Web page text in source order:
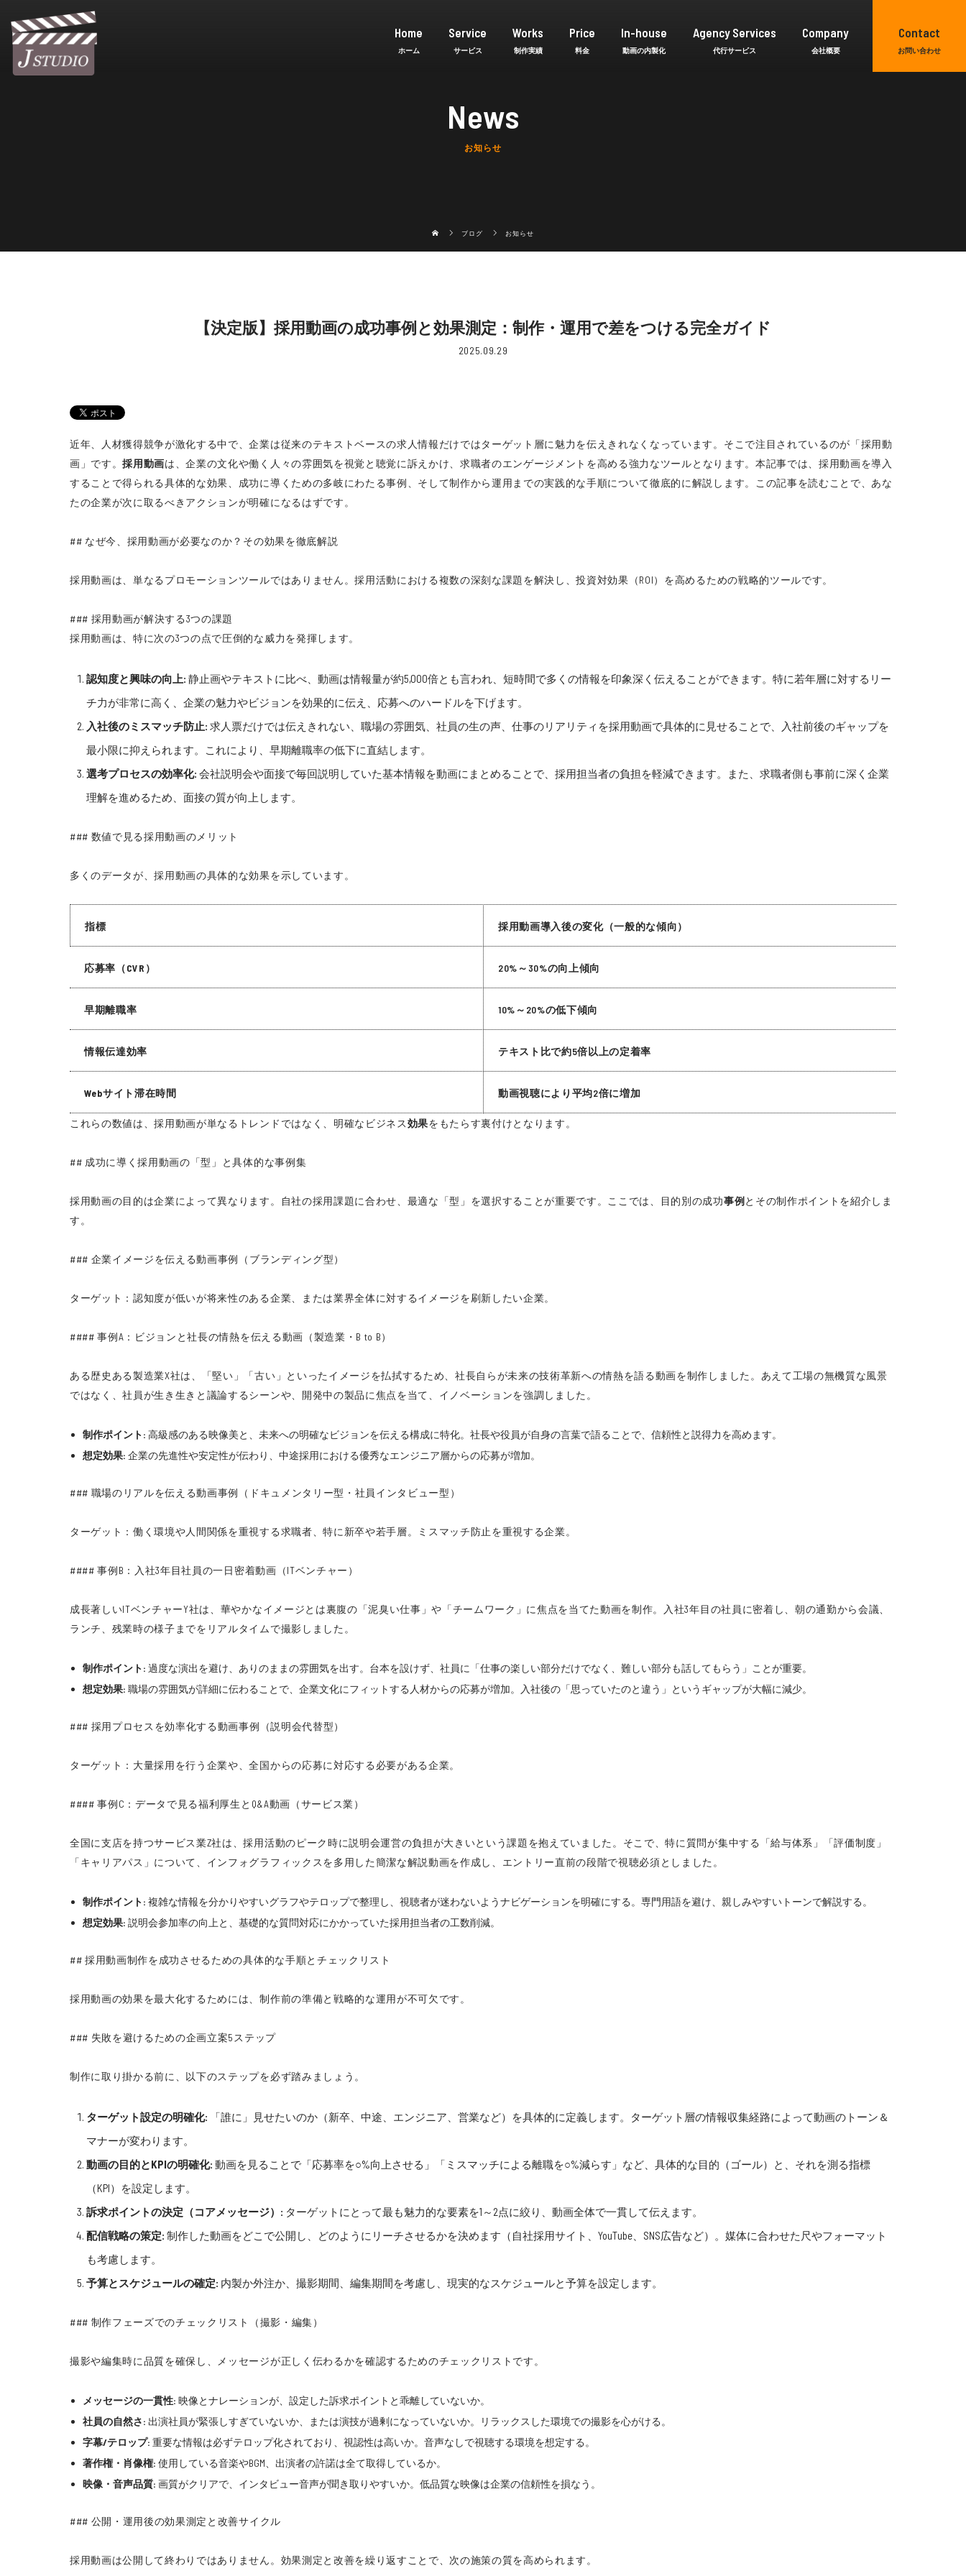
Home Service Works Price In-house Agency Services Company Contact
News
お知らせ
ブログ お知らせ
【決定版】採用動画の成功事例と効果測定：制作・運用で差をつける完全ガイド
2025.09.29
近年、人材獲得競争が激化する中で、企業は従来のテキストベースの求人情報だけではターゲット層に魅力を伝えきれなくなっています。そこで注目されているのが「採用動
画」です。採用動画は、企業の文化や働く人々の雰囲気を視覚と聴覚に訴えかけ、求職者のエンゲージメントを高める強力なツールとなります。本記事では、採用動画を導入
することで得られる具体的な効果、成功に導くための多岐にわたる事例、そして制作から運用までの実践的な手順について徹底的に解説します。この記事を読むことで、あな
たの企業が次に取るべきアクションが明確になるはずです。
## なぜ今、採用動画が必要なのか？その効果を徹底解説
採用動画は、単なるプロモーションツールではありません。採用活動における複数の深刻な課題を解決し、投資対効果（ROI）を高めるための戦略的ツールです。
### 採用動画が解決する3つの課題
採用動画は、特に次の3つの点で圧倒的な威力を発揮します。
認知度と興味の向上: 静止画やテキストに比べ、動画は情報量が約5,000倍とも言われ、短時間で多くの情報を印象深く伝えることができます。特に若年層に対するリー
チ力が非常に高く、企業の魅力やビジョンを効果的に伝え、応募へのハードルを下げます。
入社後のミスマッチ防止: 求人票だけでは伝えきれない、職場の雰囲気、社員の生の声、仕事のリアリティを採用動画で具体的に見せることで、入社前後のギャップを
最小限に抑えられます。これにより、早期離職率の低下に直結します。
選考プロセスの効率化: 会社説明会や面接で毎回説明していた基本情報を動画にまとめることで、採用担当者の負担を軽減できます。また、求職者側も事前に深く企業
理解を進めるため、面接の質が向上します。
### 数値で見る採用動画のメリット
多くのデータが、採用動画の具体的な効果を示しています。
指標 採用動画導入後の変化（一般的な傾向）
応募率（CVR） 20%～30%の向上傾向
早期離職率 10%～20%の低下傾向
情報伝達効率 テキスト比で約5倍以上の定着率
Webサイト滞在時間 動画視聴により平均2倍に増加
これらの数値は、採用動画が単なるトレンドではなく、明確なビジネス効果をもたらす裏付けとなります。
## 成功に導く採用動画の「型」と具体的な事例集
採用動画の目的は企業によって異なります。自社の採用課題に合わせ、最適な「型」を選択することが重要です。ここでは、目的別の成功事例とその制作ポイントを紹介しま
す。
### 企業イメージを伝える動画事例（ブランディング型）
ターゲット：認知度が低いが将来性のある企業、または業界全体に対するイメージを刷新したい企業。
#### 事例A：ビジョンと社長の情熱を伝える動画（製造業・B to B）
ある歴史ある製造業X社は、「堅い」「古い」といったイメージを払拭するため、社長自らが未来の技術革新への情熱を語る動画を制作しました。あえて工場の無機質な風景
ではなく、社員が生き生きと議論するシーンや、開発中の製品に焦点を当て、イノベーションを強調しました。
制作ポイント: 高級感のある映像美と、未来への明確なビジョンを伝える構成に特化。社長や役員が自身の言葉で語ることで、信頼性と説得力を高めます。
想定効果: 企業の先進性や安定性が伝わり、中途採用における優秀なエンジニア層からの応募が増加。
### 職場のリアルを伝える動画事例（ドキュメンタリー型・社員インタビュー型）
ターゲット：働く環境や人間関係を重視する求職者、特に新卒や若手層。ミスマッチ防止を重視する企業。
#### 事例B：入社3年目社員の一日密着動画（ITベンチャー）
成長著しいITベンチャーY社は、華やかなイメージとは裏腹の「泥臭い仕事」や「チームワーク」に焦点を当てた動画を制作。入社3年目の社員に密着し、朝の通勤から会議、
ランチ、残業時の様子までをリアルタイムで撮影しました。
制作ポイント: 過度な演出を避け、ありのままの雰囲気を出す。台本を設けず、社員に「仕事の楽しい部分だけでなく、難しい部分も話してもらう」ことが重要。
想定効果: 職場の雰囲気が詳細に伝わることで、企業文化にフィットする人材からの応募が増加。入社後の「思っていたのと違う」というギャップが大幅に減少。
### 採用プロセスを効率化する動画事例（説明会代替型）
ターゲット：大量採用を行う企業や、全国からの応募に対応する必要がある企業。
#### 事例C：データで見る福利厚生とQ&A動画（サービス業）
全国に支店を持つサービス業Z社は、採用活動のピーク時に説明会運営の負担が大きいという課題を抱えていました。そこで、特に質問が集中する「給与体系」「評価制度」
「キャリアパス」について、インフォグラフィックスを多用した簡潔な解説動画を作成し、エントリー直前の段階で視聴必須としました。
制作ポイント: 複雑な情報を分かりやすいグラフやテロップで整理し、視聴者が迷わないようナビゲーションを明確にする。専門用語を避け、親しみやすいトーンで解説する。
想定効果: 説明会参加率の向上と、基礎的な質問対応にかかっていた採用担当者の工数削減。
## 採用動画制作を成功させるための具体的な手順とチェックリスト
採用動画の効果を最大化するためには、制作前の準備と戦略的な運用が不可欠です。
### 失敗を避けるための企画立案5ステップ
制作に取り掛かる前に、以下のステップを必ず踏みましょう。
ターゲット設定の明確化: 「誰に」見せたいのか（新卒、中途、エンジニア、営業など）を具体的に定義します。ターゲット層の情報収集経路によって動画のトーン＆
マナーが変わります。
動画の目的とKPIの明確化: 動画を見ることで「応募率を○%向上させる」「ミスマッチによる離職を○%減らす」など、具体的な目的（ゴール）と、それを測る指標
（KPI）を設定します。
訴求ポイントの決定（コアメッセージ）: ターゲットにとって最も魅力的な要素を1～2点に絞り、動画全体で一貫して伝えます。
配信戦略の策定: 制作した動画をどこで公開し、どのようにリーチさせるかを決めます（自社採用サイト、YouTube、SNS広告など）。媒体に合わせた尺やフォーマット
も考慮します。
予算とスケジュールの確定: 内製か外注か、撮影期間、編集期間を考慮し、現実的なスケジュールと予算を設定します。
### 制作フェーズでのチェックリスト（撮影・編集）
撮影や編集時に品質を確保し、メッセージが正しく伝わるかを確認するためのチェックリストです。
メッセージの一貫性: 映像とナレーションが、設定した訴求ポイントと乖離していないか。
社員の自然さ: 出演社員が緊張しすぎていないか、または演技が過剰になっていないか。リラックスした環境での撮影を心がける。
字幕/テロップ: 重要な情報は必ずテロップ化されており、視認性は高いか。音声なしで視聴する環境を想定する。
著作権・肖像権: 使用している音楽やBGM、出演者の許諾は全て取得しているか。
映像・音声品質: 画質がクリアで、インタビュー音声が聞き取りやすいか。低品質な映像は企業の信頼性を損なう。
### 公開・運用後の効果測定と改善サイクル
採用動画は公開して終わりではありません。効果測定と改善を繰り返すことで、次の施策の質を高められます。